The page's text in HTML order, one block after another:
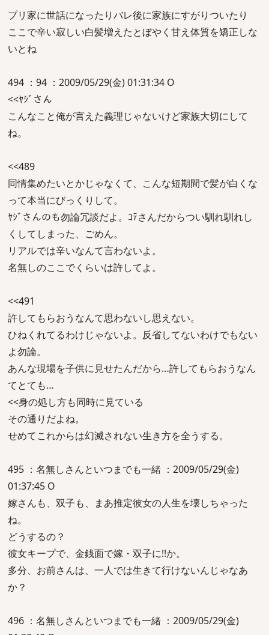
プリ家に世話になったりバレ後に家族にすがりついたり
ここで辛い寂しい白髪増えたとぼやく甘え体質を矯正しな
いとね
494 ：94 ：2009/05/29(金) 01:31:34 O
<<ﾔｼﾞさん
こんなこと俺が言えた義理じゃないけど家族大切にして
ね。
<<489
同情集めたいとかじゃなくて、こんな短期間で髪が白くな
って本当にびっくりして。
ﾔｼﾞさんのも勿論冗談だよ。ｺﾃさんだからつい馴れ馴れし
くしてしまった、ごめん。
リアルでは辛いなんて言わないよ。
名無しのここでくらいは許してよ。
<<491
許してもらおうなんて思わないし思えない。
ひねくれてるわけじゃないよ。反省してないわけでもない
よ勿論。
あんな現場を子供に見せたんだから…許してもらおうなん
てとても…
<<身の処し方も同時に見ている
その通りだよね。
せめてこれからは幻滅されない生き方を全うする。
495 ：名無しさんといつまでも一緒 ：2009/05/29(金)
01:37:45 O
嫁さんも、双子も、まあ推定彼女の人生を壊しちゃった
ね。
どうするの？
彼女キープで、金銭面で嫁・双子に!!か。
多分、お前さんは、一人では生きて行けないんじゃなあ
か？
496 ：名無しさんといつまでも一緒 ：2009/05/29(金)